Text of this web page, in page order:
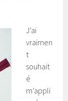
J’ai
vraimen
t
souhait
é
m’appli